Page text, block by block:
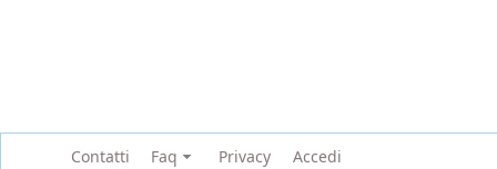
Contatti Faq Privacy Accedi